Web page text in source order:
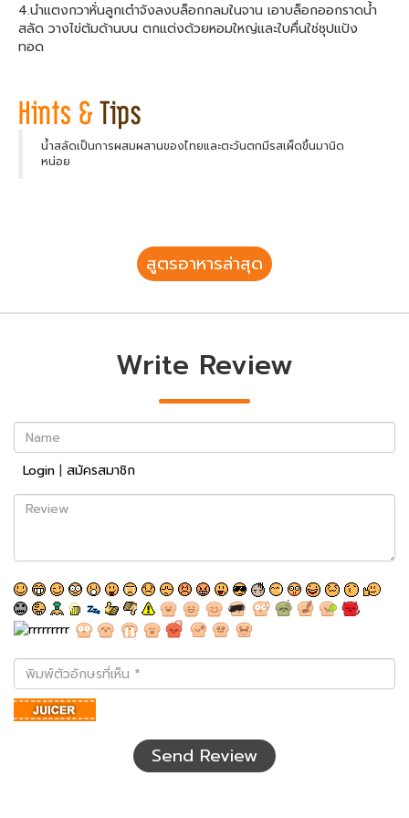
4.นำแตงกวาหั่นลูกเต๋าจังลงบล็อกกลมในจาน เอาบล็อกออกราดน้ำ
สลัด วางไข่ต้มด้านบน ตกแต่งด้วยหอมใหญ่และใบคื่นใช่ชุปแป้ง
ทอด
น้ำสลัดเป็นการผสมผสานของไทยและตะวันตกมีรสเผ็ดขึ้นมานิด
หน่อย
สูตรอาหารล่าสุด
Write Review
Name
Login | สมัครสมาชิก
Review
พิมพ์
ตัว
อักษร
ที่
Send Review